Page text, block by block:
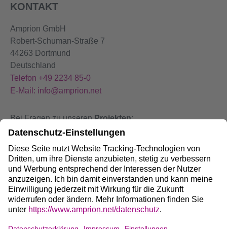
KONTAKT
Amprion GmbH
Robert-Schuman-Straße 7
44263 Dortmund
Deutschland
Telefon +49 2234 85-0
E-Mail: info@amprion.net
Bei Fragen zu unserenProjekten:
+49 800 584 9000
BeiStörungen an unseren Anlagen:
+49 800 490 4000
Social Media: